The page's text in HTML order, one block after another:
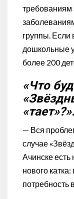
требованиям
группы. Если
дошкольные
более 200
«Что
«тает»?».
— Вся
случае
Ачинске есть
нового
потребность